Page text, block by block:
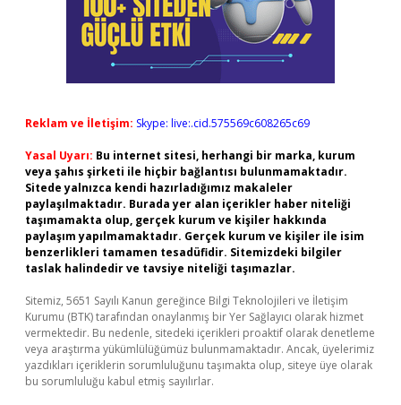
Reklam ve İletişim: Skype: live:.cid.575569c608265c69
Yasal Uyarı: Bu internet sitesi, herhangi bir marka, kurum
veya şahıs şirketi ile hiçbir bağlantısı bulunmamaktadır.
Sitede yalnızca kendi hazırladığımız makaleler
paylaşılmaktadır. Burada yer alan içerikler haber niteliği
taşımamakta olup, gerçek kurum ve kişiler hakkında
paylaşım yapılmamaktadır. Gerçek kurum ve kişiler ile isim
benzerlikleri tamamen tesadüfidir. Sitemizdeki bilgiler
taslak halindedir ve tavsiye niteliği taşımazlar.
Sitemiz, 5651 Sayılı Kanun gereğince Bilgi Teknolojileri ve İletişim
Kurumu (BTK) tarafından onaylanmış bir Yer Sağlayıcı olarak hizmet
vermektedir. Bu nedenle, sitedeki içerikleri proaktif olarak denetleme
veya araştırma yükümlülüğümüz bulunmamaktadır. Ancak, üyelerimiz
yazdıkları içeriklerin sorumluluğunu taşımakta olup, siteye üye olarak
bu sorumluluğu kabul etmiş sayılırlar.